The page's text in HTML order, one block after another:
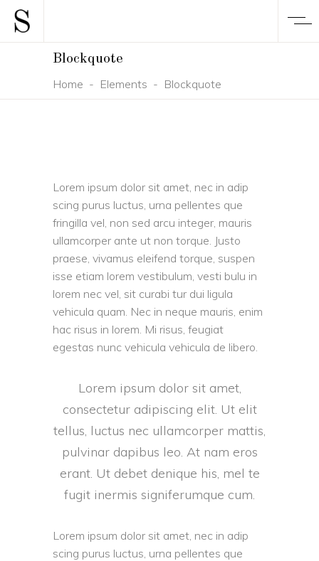
Blockquote
Home - Elements - Blockquote
Lorem ipsum dolor sit amet, nec in adip
scing purus luctus, urna pellentes que
fringilla vel, non sed arcu integer, mauris
ullamcorper ante ut non torque. Justo
praese, vivamus eleifend torque, suspen
isse etiam lorem vestibulum, vesti bulu in
lorem nec vel, sit curabi tur dui ligula
vehicula quam. Nec in neque mauris, enim
hac risus in lorem. Mi risus, feugiat
egestas nunc vehicula vehicula de libero.
Lorem ipsum dolor sit amet,
consectetur adipiscing elit. Ut elit
tellus, luctus nec ullamcorper mattis,
pulvinar dapibus leo. At nam eros
erant. Ut debet denique his, mel te
fugit inermis signiferumque cum.
Lorem ipsum dolor sit amet, nec in adip
scing purus luctus, urna pellentes que